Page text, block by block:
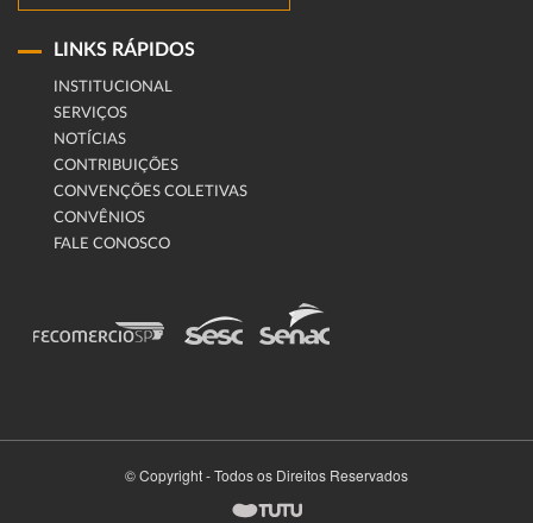
LINKS RÁPIDOS
INSTITUCIONAL
SERVIÇOS
NOTÍCIAS
CONTRIBUIÇÕES
CONVENÇÕES COLETIVAS
CONVÊNIOS
FALE CONOSCO
© Copyright - Todos os Direitos Reservados